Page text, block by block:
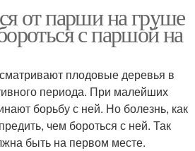
от парши на груше
с паршой на
плодовые деревья в
периода. При малейших
борьбу с ней. Но болезнь, как
чем бороться с ней. Так
быть на первом месте.